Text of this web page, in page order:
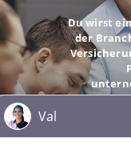
Du wirst
der